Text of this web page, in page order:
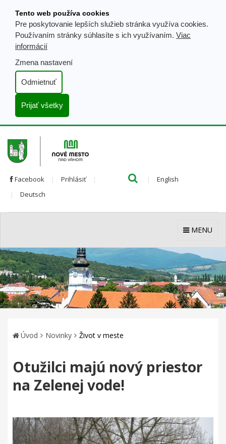
obsahu
Tento web používa cookies
Pre poskytovanie lepších služieb stránka využíva cookies.
Používaním stránky súhlasíte s ich využívaním. Viac
informácií
Zmena nastavení
Odmietnuť
Prijať všetky
Facebook Prihlásiť English
Deutsch
MENU
Úvod Novinky Život v meste
Otužilci majú nový priestor
na Zelenej vode!